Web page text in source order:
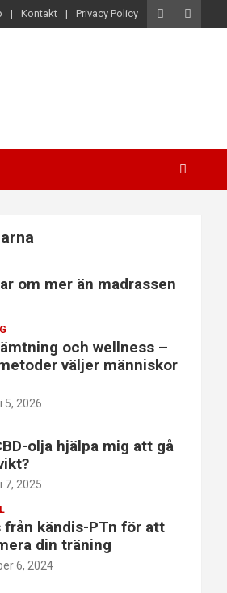
Kontakt Privacy Policy
om mer än madrassen
och wellness –
väljer människor
5, 2026
olja hjälpa mig att gå
7, 2025
från kändis-PTn för att
din träning
6, 2024